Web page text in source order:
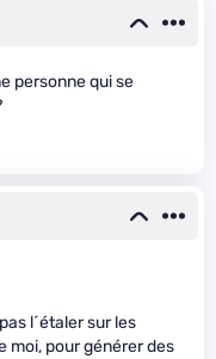
personne qui se
l´étaler sur les
moi, pour générer des